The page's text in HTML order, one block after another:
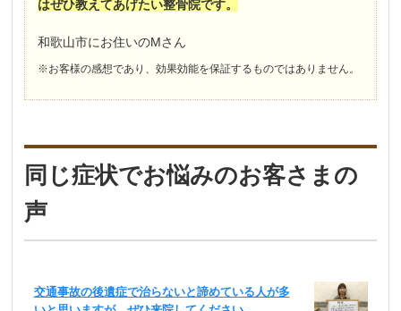
はぜひ教えてあげたい整骨院です。
和歌山市にお住いのMさん
※お客様の感想であり、効果効能を保証するものではありません。
同じ症状でお悩みのお客さまの
声
交通事故の後遺症で治らないと諦めている人が多